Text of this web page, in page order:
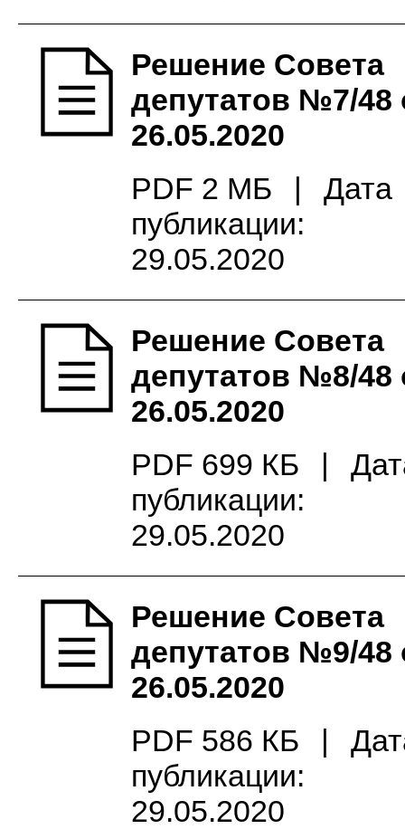
Решение Совета
депутатов №7/48
26.05.2020
PDF 2 МБ
|
Дата
публикации:
29.05.2020
Решение Совета
депутатов №8/48
26.05.2020
PDF 699 КБ
|
публикации:
29.05.2020
Решение Совета
депутатов №9/48
26.05.2020
PDF 586 КБ
|
публикации:
29.05.2020